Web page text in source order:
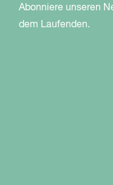
Abonniere unseren
dem Laufenden.